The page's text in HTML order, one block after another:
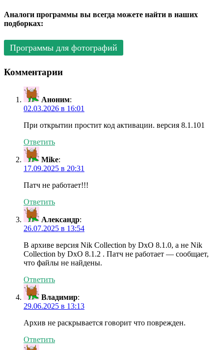
Аналоги программы вы всегда можете найти в наших
подборках:
Программы для фотографий
Комментарии
Аноним:
02.03.2026 в 16:01
При открытии простит код активации. версия 8.1.101
Ответить
Mike:
17.09.2025 в 20:31
Патч не работает!!!
Ответить
Александр:
26.07.2025 в 13:54
В архиве версия Nik Collection by DxO 8.1.0, а не Nik
Collection by DxO 8.1.2 . Патч не работает — сообщает,
что файлы не найдены.
Ответить
Владимир:
29.06.2025 в 13:13
Архив не раскрывается говорит что поврежден.
Ответить